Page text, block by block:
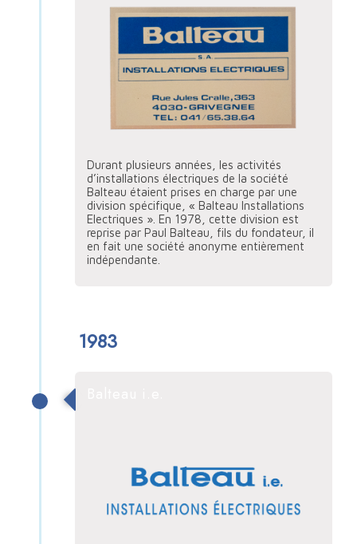
Durant plusieurs années, les activités
d’installations électriques de la société
Balteau étaient prises en charge par une
division spécifique, « Balteau Installations
Electriques ». En 1978, cette division est
reprise par Paul Balteau, fils du fondateur, il
en fait une société anonyme entièrement
indépendante.
1983